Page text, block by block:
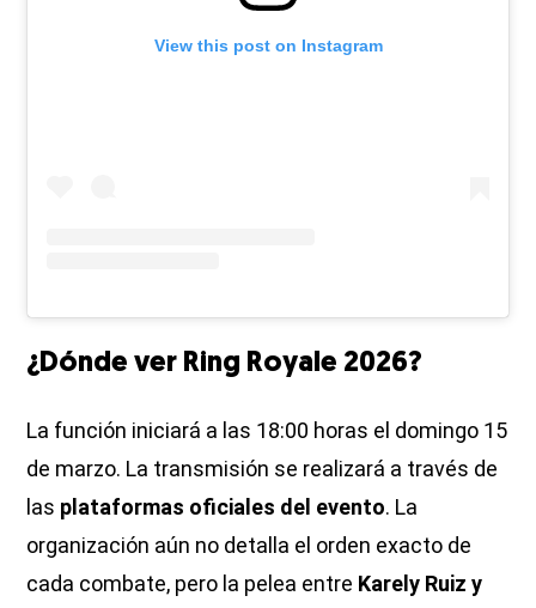
View this post on Instagram
¿Dónde ver Ring Royale 2026?
La función iniciará a las 18:00 horas el domingo 15
de marzo. La transmisión se realizará a través de
las plataformas oficiales del evento. La
organización aún no detalla el orden exacto de
cada combate, pero la pelea entre Karely Ruiz y